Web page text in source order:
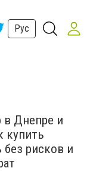
Рус
в Днепре и
купить
рисков и